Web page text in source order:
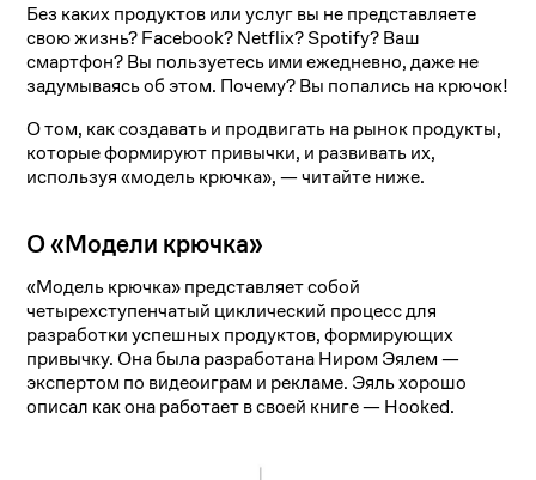
Без каких продуктов или услуг вы не представляете
свою жизнь? Facebook? Netflix? Spotify? Ваш
смартфон? Вы пользуетесь ими ежедневно, даже не
задумываясь об этом. Почему? Вы попались на крючок!
О том, как создавать и продвигать на рынок продукты,
которые формируют привычки, и развивать их,
используя «модель крючка», — читайте ниже.
О «Модели крючка»
«Модель крючка» представляет собой
четырехступенчатый циклический процесс для
разработки успешных продуктов, формирующих
привычку. Она была разработана Ниром Эялем —
экспертом по видеоиграм и рекламе. Эяль хорошо
описал как она работает в своей книге — Hooked.